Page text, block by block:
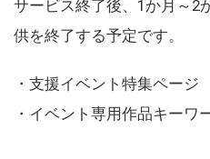
サービス終了後、1か月～2
供を終了する予定です。
・支援イベント特集ページ
・イベント専用作品キーワ